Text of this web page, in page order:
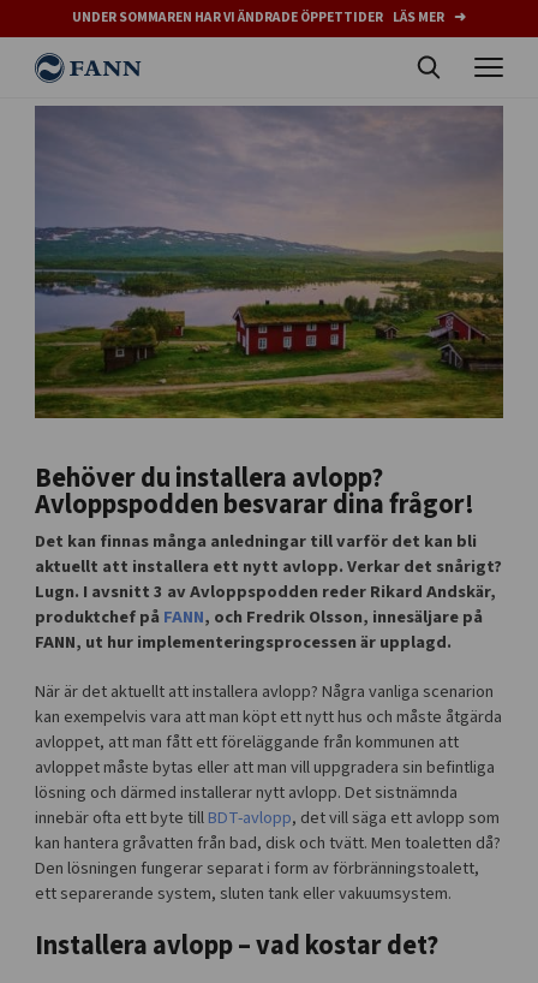
UNDER SOMMAREN HAR VI ÄNDRADE ÖPPETTIDER LÄS MER ➜
Behöver du installera avlopp?
Avloppspodden besvarar dina frågor!
Det kan finnas många anledningar till varför det kan bli
aktuellt att installera ett nytt avlopp. Verkar det snårigt?
Lugn. I avsnitt 3 av Avloppspodden reder Rikard Andskär,
produktchef på FANN, och Fredrik Olsson, innesäljare på
FANN, ut hur implementeringsprocessen är upplagd.
När är det aktuellt att installera avlopp? Några vanliga scenarion
kan exempelvis vara att man köpt ett nytt hus och måste åtgärda
avloppet, att man fått ett föreläggande från kommunen att
avloppet måste bytas eller att man vill uppgradera sin befintliga
lösning och därmed installerar nytt avlopp. Det sistnämnda
innebär ofta ett byte tillBDT-avlopp, det vill säga ett avlopp som
kan hantera gråvatten från bad, disk och tvätt. Men toaletten då?
Den lösningen fungerar separat i form av förbränningstoalett,
ett separerande system, sluten tank eller vakuumsystem.
Installera avlopp – vad kostar det?